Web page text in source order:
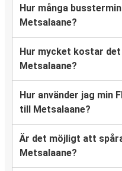
Hur många
Metsalaane?
Hur mycket kostar
Metsalaane?
Hur använder jag min
till Metsalaane?
Är det möjligt att
Metsalaane?